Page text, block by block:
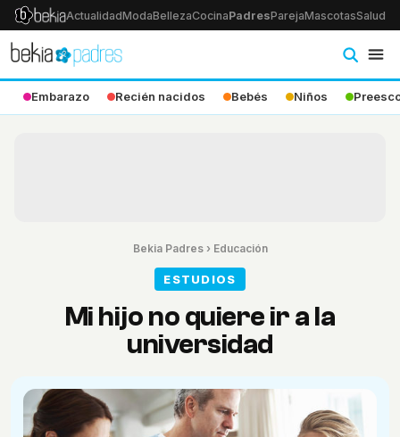
ActualidadModaBellezaCocinaPadresParejaMascotasSalud
Embarazo Recién nacidos Bebés Niños
Bekia Padres› Educación
ESTUDIOS
Mi hijo no quiere ir a la
universidad